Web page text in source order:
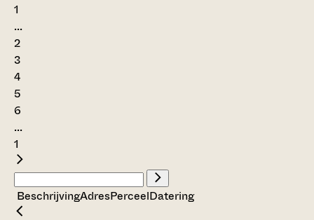
1
...
2
3
4
5
6
...
1
BeschrijvingAdresPerceelDatering